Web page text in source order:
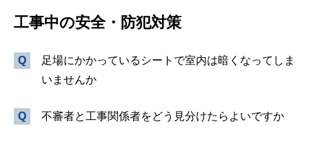
工事中の安全・防犯対策
足場にかかっているシートで室内は暗くなってしま
いませんか
不審者と工事関係者をどう見分けたらよいですか